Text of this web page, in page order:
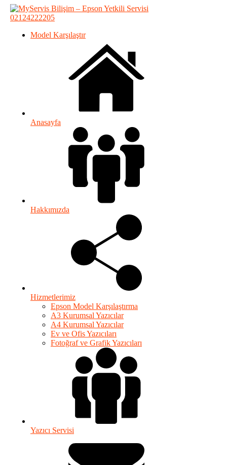
02124222205
Model Karşılaştır
Anasayfa
Hakkımızda
Hizmetlerimiz
Epson Model Karşılaştırma
A3 Kurumsal Yazıcılar
A4 Kurumsal Yazıcılar
Ev ve Ofis Yazıcıları
Fotoğraf ve Grafik Yazıcıları
Yazıcı Servisi